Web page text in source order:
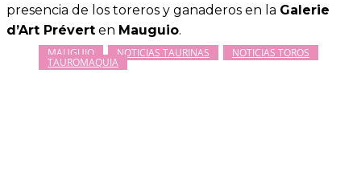
presencia de los toreros y ganaderos en la Galerie
d’Art Prévert en Mauguio.
MAUGUIO NOTICIAS TAURINAS NOTICIAS TOROS
TAUROMAQUIA